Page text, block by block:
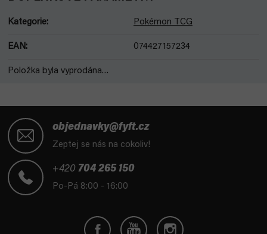
Kategorie: Pokémon TCG
EAN: 074427157234
Položka byla vyprodána…
objednavky@fyft.cz
Zeptej se nás na cokoliv!
+420 704 265 150
Po-Pá 8:00 - 16:00